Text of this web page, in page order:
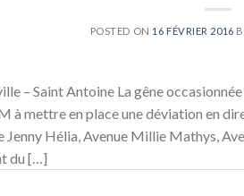
POSTED ON 16 FÉVRIER 2016
– Saint Antoine La gêne
à mettre en place une déviation en
Jenny Hélia, Avenue Millie Mathys,
du […]